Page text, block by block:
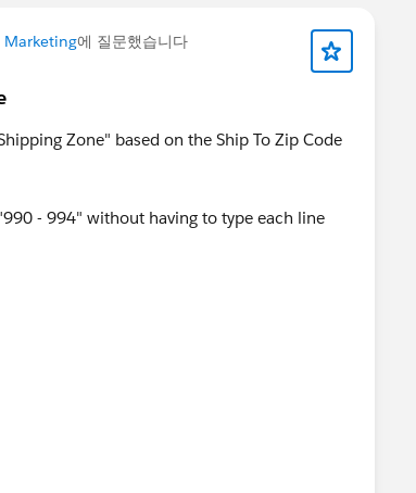
Marketing에 질문했습니다
Zone" based on the Ship To Zip Code
- 994" without having to type each line